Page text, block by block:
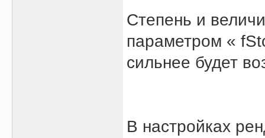
Степень и
параметром «
сильнее будет
В настройках